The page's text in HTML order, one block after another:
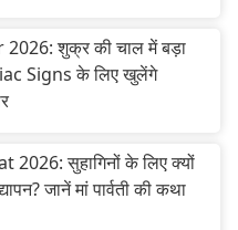
शुक्र की चाल में बड़ा
Signs के लिए खुलेंगे
2026: सुहागिनों के लिए क्यों
जानें मां पार्वती की कथा